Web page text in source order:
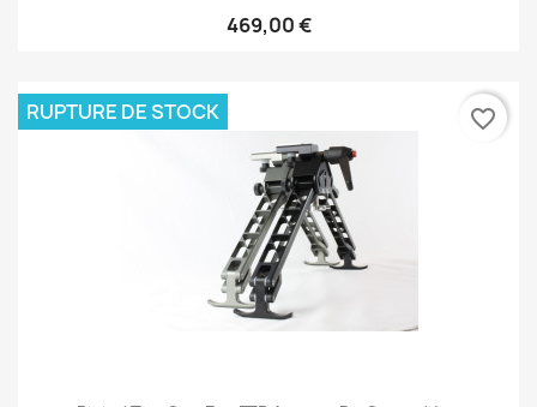
469,00 €
RUPTURE DE STOCK favorite_border